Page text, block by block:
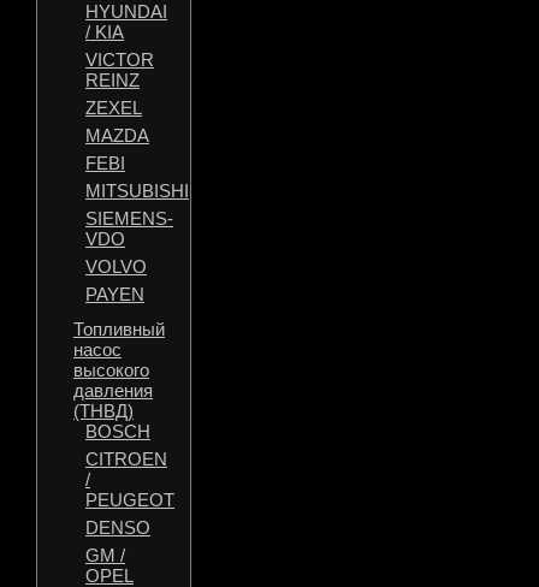
HYUNDAI
/ KIA
VICTOR
REINZ
ZEXEL
MAZDA
FEBI
MITSUBISHI
SIEMENS-
VDO
VOLVO
PAYEN
Топливный
насос
высокого
давления
(ТНВД)
BOSCH
CITROEN
/
PEUGEOT
DENSO
GM /
OPEL